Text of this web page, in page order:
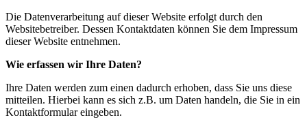
Die Datenverarbeitung auf dieser Website erfolgt durch den
Websitebetreiber. Dessen Kontaktdaten können Sie dem Impressum
dieser Website entnehmen.
Wie erfassen wir Ihre Daten?
Ihre Daten werden zum einen dadurch erhoben, dass Sie uns diese
mitteilen. Hierbei kann es sich z.B. um Daten handeln, die Sie in ein
Kontaktformular eingeben.